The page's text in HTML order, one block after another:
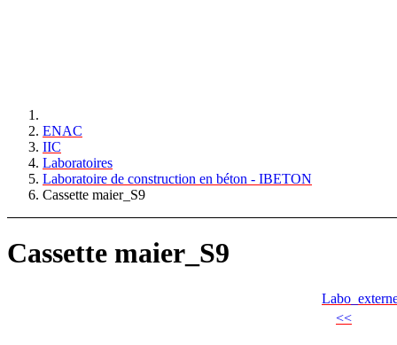
ENAC
IIC
Laboratoires
Laboratoire de construction en béton - IBETON
Cassette maier_S9
Cassette maier_S9
<<